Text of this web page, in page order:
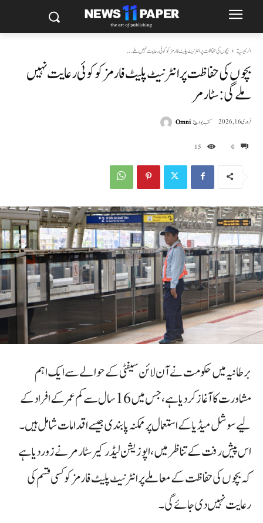
الرئيسية بچوں کی حفاظت پر انٹرنیٹ پلیٹ فارمز کو کوئی رعایت نہیں ملے...
بچوں کی حفاظت پر انٹرنیٹ پلیٹ فارمز کو کوئی رعایت نہیں
ملے گی: سٹارمر
0
15
فروری 16, 2026 كتب بواسطةOmni
برطانیہ میں حکومت نے آن لائن سیفٹی کے حوالے سے ایک اہم
مشاورت کا آغاز کر دیا ہے، جس میں 16 سال سے کم عمر کے افراد کے
لیے سوشل میڈیا کے استعمال پر ممکنہ پابندی جیسے اقدامات شامل ہیں۔
اس پیش رفت کے تناظر میں، اپوزیشن لیڈر کیر سٹارمر نے زور دیا ہے
کہ بچوں کی حفاظت کے معاملے پر انٹرنیٹ پلیٹ فارمز کو کسی قسم کی
رعایت نہیں دی جائے گی۔